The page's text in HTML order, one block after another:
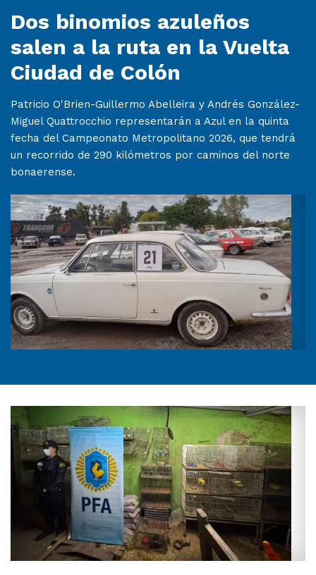
Dos binomios azuleños
salen a la ruta en la Vuelta
Ciudad de Colón
Patricio O'Brien-Guillermo Abelleira y Andrés González-
Miguel Quattrocchio representarán a Azul en la quinta
fecha del Campeonato Metropolitano 2026, que tendrá
un recorrido de 290 kilómetros por caminos del norte
bonaerense.